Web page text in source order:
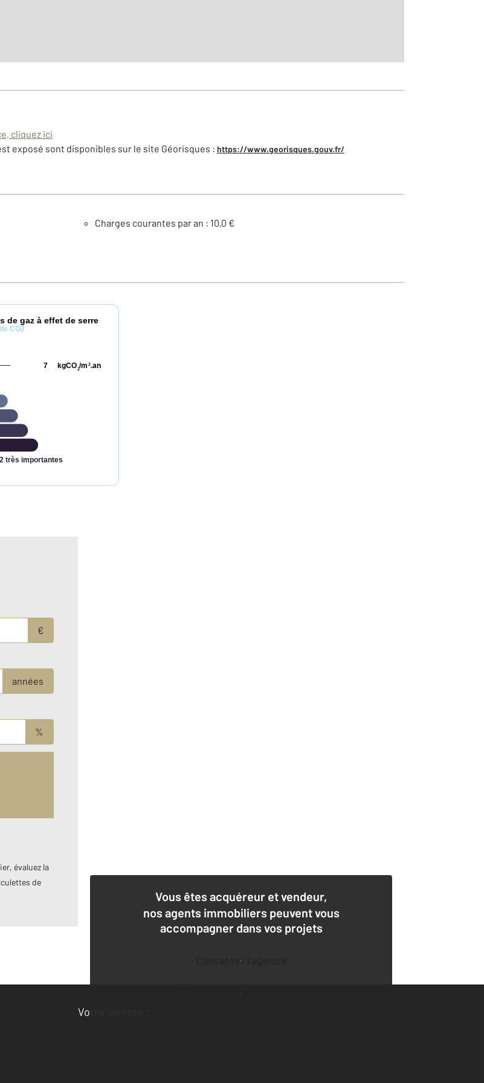
cliquez ici
exposé sont disponibles sur le site Géorisques : https://www.georisques.gouv.fr/
Charges courantes par an : 10,0 €
de gaz à effet de serre
CO2
très importantes
kgCO2/m 2.an
7
€
années
%
évaluez la
de
Vous êtes acquéreur et vendeur,
nos agents immobiliers peuvent vous
accompagner dans vos projets
Contacter l'agence
Demander une estimation
Votre compte :
Accéder à mon compte